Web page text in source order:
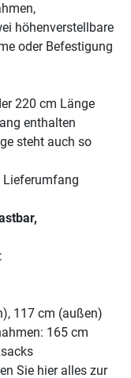
höhenverstellbare
oder Befestigung
220 cm Länge
enthalten
steht auch so
Lieferumfang
:
117 cm (außen)
165 cm
Sie hier alles zur